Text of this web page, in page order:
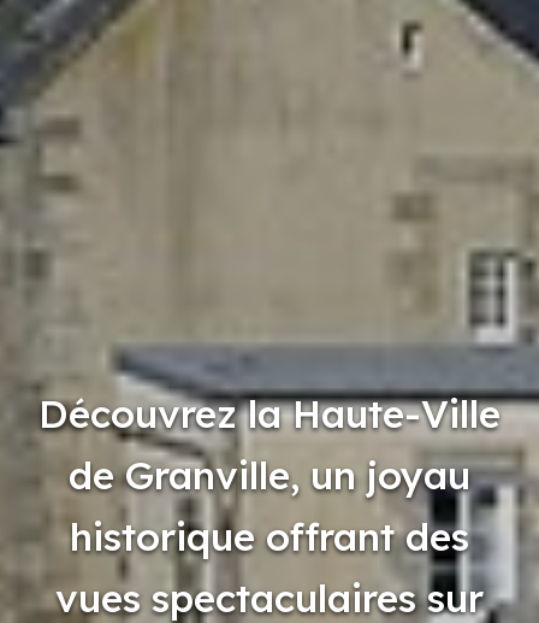
Découvrez la Haute-Ville
de Granville, un joyau
historique offrant des
vues spectaculaires sur